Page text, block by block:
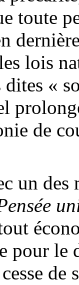
toute
lois
dites «
de
un
pour le
de